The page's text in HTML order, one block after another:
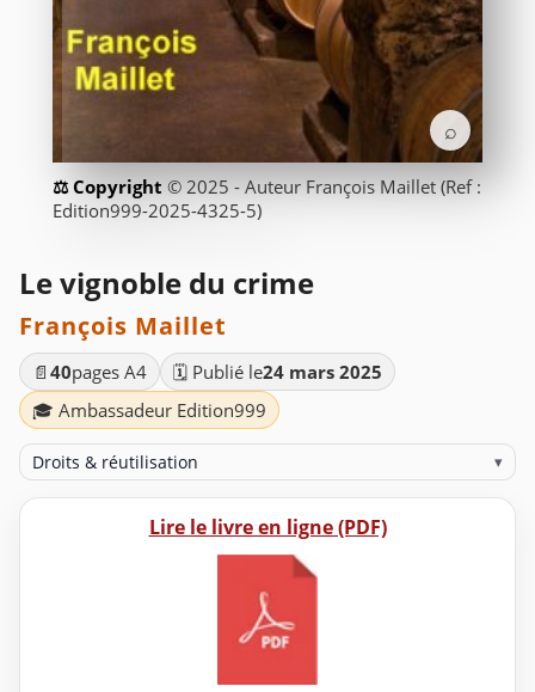
⌕
© 2025 - Auteur François Maillet (Ref :
Edition999-2025-4325-5)
Le vignoble du crime
François Maillet
📄 40pages A4 🗓️ Publié le24 mars 2025
🎓 Ambassadeur Edition999
Droits & réutilisation ▾
Lire le livre en ligne (PDF)